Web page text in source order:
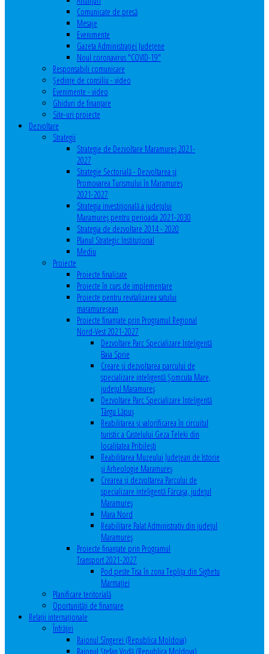
Comunicate de presă
Mesaje
Evenimente
Gazeta Administraţiei Judeţene
Noul coronavirus "COVID-19"
Responsabili comunicare
Şedinţe de consiliu - video
Evenimente - video
Ghiduri de finanţare
Site-uri proiecte
Dezvoltare
Strategii
Strategie de Dezvoltare Maramureș 2021-
2027
Strategie Sectorială - Dezvoltarea și
Promovarea Turismului în Maramureș
2021-2027
Strategia investiţională a județului
Maramureș pentru perioada 2021-2030
Strategia de dezvoltare 2014 - 2020
Planul Strategic Instituţional
Mediu
Proiecte
Proiecte finalizate
Proiecte în curs de implementare
Proiecte pentru revitalizarea satului
maramureşean
Proiecte finanțate prin Programul Regional
Nord-Vest 2021-2027
Dezvoltare Parc Specializare Inteligentă
Baia Sprie
Creare și dezvoltarea parcului de
specializare inteligentă Șomcuta Mare,
județul Maramureș
Dezvoltare Parc Specializare Inteligentă
Târgu Lăpuș
Reabilitarea și valorificarea în circuitul
turistic a Castelului Geza Teleki din
localitatea Pribilești
Reabilitarea Muzeului Județean de Istorie
și Arheologie Maramureș
Crearea și dezvoltarea Parcului de
specializare inteligentă Fărcașa, județul
Maramureș
Mara Nord
Reabilitare Palat Administrativ din județul
Maramureș
Proiecte finanțate prin Programul
Transport 2021-2027
Pod peste Tisa în zona Teplița din Sighetu
Marmației
Planificare teritorială
Oportunităţi de finanţare
Relaţii internaţionale
Înfrăţiri
Raionul Sîngerei (Republica Moldova)
Raionul Ștefan Vodă (Republica Moldova)